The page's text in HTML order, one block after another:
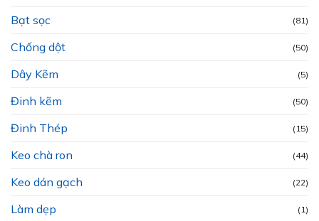
Bạt sọc (81)
Chống dột (50)
Dây Kẽm (5)
Đinh kẽm (50)
Đinh Thép (15)
Keo chà ron (44)
Keo dán gạch (22)
Làm dẹp (1)